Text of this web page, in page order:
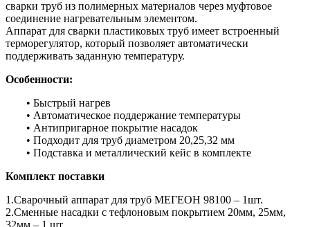
сварки труб из полимерных материалов через муфтовое
соединение нагревательным элементом.
Аппарат для сварки пластиковых труб имеет встроенный
терморегулятор, который позволяет автоматически
поддерживать заданную температуру.
Особенности:
• Быстрый нагрев
• Автоматическое поддержание температуры
• Антипригарное покрытие насадок
• Подходит для труб диаметром 20,25,32 мм
• Подставка и металлический кейс в комплекте
Комплект поставки
1.Сварочный аппарат для труб МЕГЕОН 98100 – 1шт.
2.Сменные насадки с тефлоновым покрытием 20мм, 25мм,
32мм – 1 шт.